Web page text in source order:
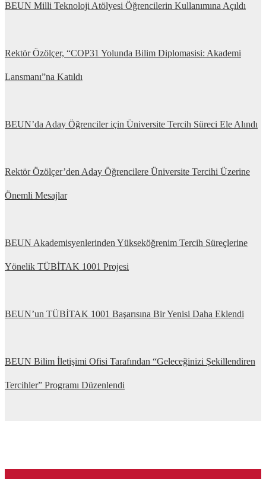
BEUN Milli Teknoloji Atölyesi Öğrencilerin Kullanımına Açıldı
Rektör Özölçer, “COP31 Yolunda Bilim Diplomasisi: Akademi
Lansmanı”na Katıldı
BEUN’da Aday Öğrenciler için Üniversite Tercih Süreci Ele Alındı
Rektör Özölçer’den Aday Öğrencilere Üniversite Tercihi Üzerine
Önemli Mesajlar
BEUN Akademisyenlerinden Yükseköğrenim Tercih Süreçlerine
Yönelik TÜBİTAK 1001 Projesi
BEUN’un TÜBİTAK 1001 Başarısına Bir Yenisi Daha Eklendi
BEUN Bilim İletişimi Ofisi Tarafından “Geleceğinizi Şekillendiren
Tercihler” Programı Düzenlendi